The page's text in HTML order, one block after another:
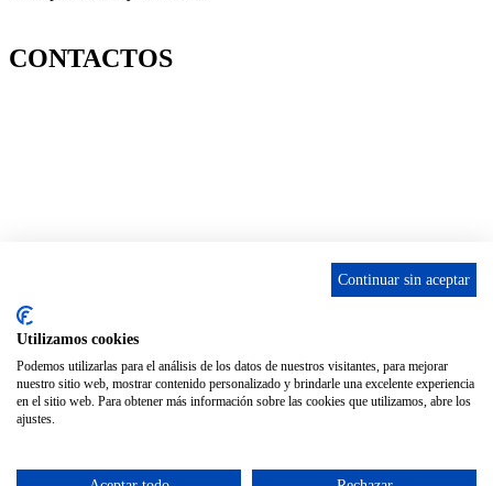
CONTACTOS
INSTAGRAM
ENLACES
Política de Privacidad
Continuar sin aceptar
Utilizamos cookies
Podemos utilizarlas para el análisis de los datos de nuestros visitantes, para mejorar
nuestro sitio web, mostrar contenido personalizado y brindarle una excelente experiencia
en el sitio web. Para obtener más información sobre las cookies que utilizamos, abre los
ajustes.